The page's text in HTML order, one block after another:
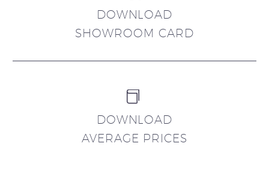
DOWNLOAD
SHOWROOM CARD


DOWNLOAD
AVERAGE PRICES